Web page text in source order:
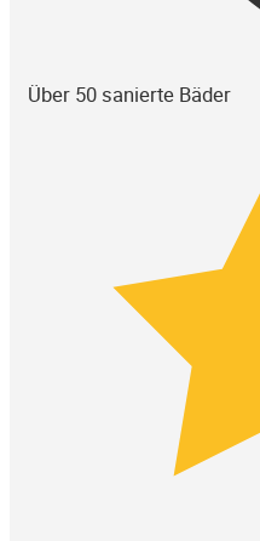
Über 50 sanierte Bäder